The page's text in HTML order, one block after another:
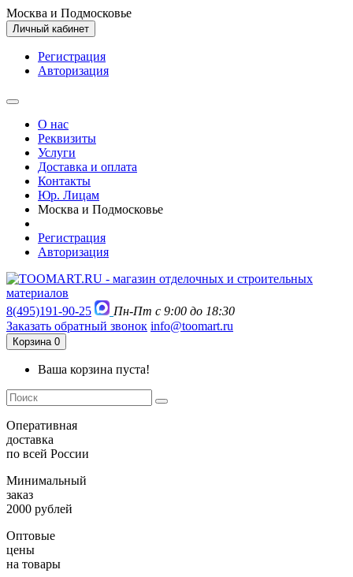
Москва и Подмосковье
Личный кабинет
Регистрация
Авторизация
О нас
Реквизиты
Услуги
Доставка и оплата
Контакты
Юр. Лицам
Москва и Подмосковье
Регистрация
Авторизация
8(495)191-90-25
Пн-Пт с 9:00 до 18:30
Заказать обратный звонок info@toomart.ru
Корзина 0
Ваша корзина пуста!
Оперативная
доставка
по всей России
Минимальный
заказ
2000 рублей
Оптовые
цены
на товары